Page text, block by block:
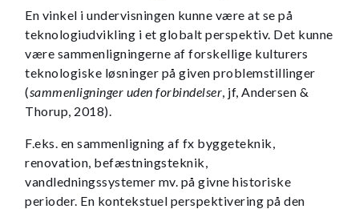
En vinkel i undervisningen kunne være at se på
teknologiudvikling i et globalt perspektiv. Det kunne
være sammenligningerne af forskellige kulturers
teknologiske løsninger på given problemstillinger
(sammenligninger uden forbindelser, jf, Andersen &
Thorup, 2018).
F.eks. en sammenligning af fx byggeteknik,
renovation, befæstningsteknik,
vandledningssystemer mv. på givne historiske
perioder. En kontekstuel perspektivering på den